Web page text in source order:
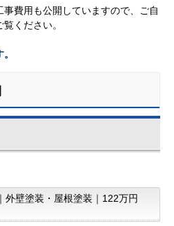
費用も公開していますので、ご自
ください。
外壁塗装・屋根塗装｜122万円